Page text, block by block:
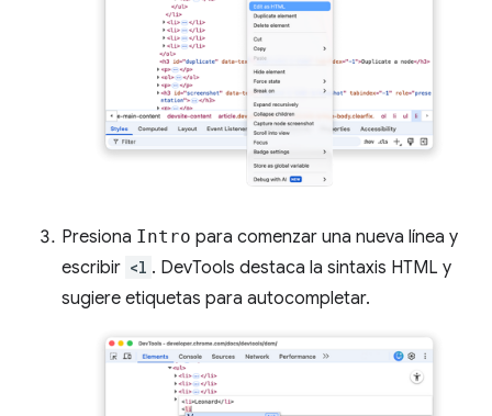
Presiona Intro para comenzar una nueva línea y
escribir <l . DevTools destaca la sintaxis HTML y
sugiere etiquetas para autocompletar.